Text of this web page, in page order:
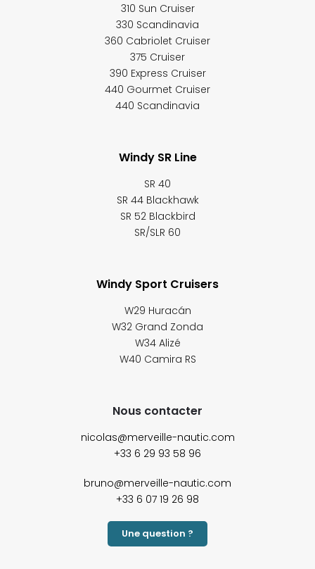
310 Sun Cruiser
330 Scandinavia
360 Cabriolet Cruiser
375 Cruiser
390 Express Cruiser
440 Gourmet Cruiser
440 Scandinavia
Windy SR Line
SR 40
SR 44 Blackhawk
SR 52 Blackbird
SR/SLR 60
Windy Sport Cruisers
W29 Huracán
W32 Grand Zonda
W34 Alizé
W40 Camira RS
Nous contacter
nicolas@merveille-nautic.com
+33 6 29 93 58 96
bruno@merveille-nautic.com
+33 6 07 19 26 98
Une question ?